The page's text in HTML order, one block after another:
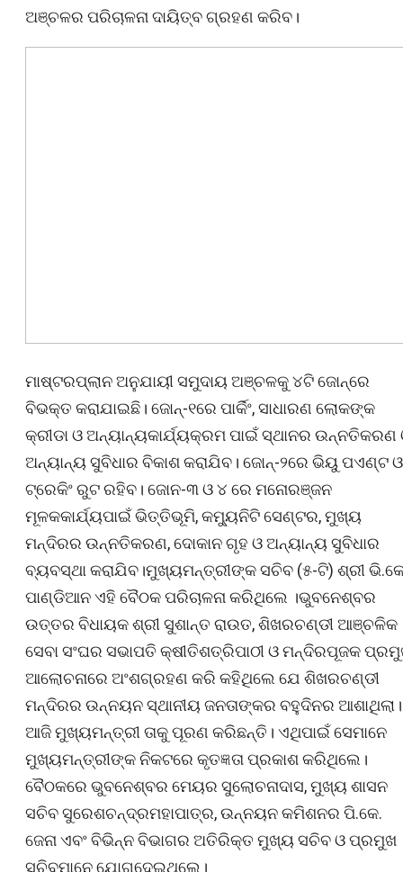
ଅଞ୍ଚଳର ପରିଚାଳନା ଦାୟିତ୍ବ ଗ୍ରହଣ କରିବ।
ମାଷ୍ଟରପ୍ଲାନ ଅନୁଯାୟୀ ସମୁଦାୟ ଅଞ୍ଚଳକୁ ୪ଟି ଜୋନ୍ରେ
ବିଭକ୍ତ କରାଯାଇଛି। ଜୋନ୍-୧ରେ ପାର୍କିଂ, ସାଧାରଣ ଲୋକଙ୍କ
କ୍ରୀଡା ଓ ଅନ୍ୟାନ୍ୟକାର୍ଯ୍ୟକ୍ରମ ପାଇଁ ସ୍ଥାନର ଉନ୍ନତିକରଣ
ଅନ୍ୟାନ୍ୟ ସୁବିଧାର ବିକାଶ କରାଯିବ। ଜୋନ୍-୨ରେ ଭିୟୁ ପଏଣ୍ଟ ଓ
ଟ୍ରେକିଂ ରୁଟ ରହିବ। ଜୋନ-୩ ଓ ୪ ରେ ମନୋରଞ୍ଜନ
ମୂଳକକାର୍ଯ୍ୟପାଇଁ ଭିତ୍ତିଭୂମି, କମ୍ୟୁନିଟି ସେଣ୍ଟର, ମୁଖ୍ୟ
ମନ୍ଦିରର ଉନ୍ନତିକରଣ, ଦୋକାନ ଗୃହ ଓ ଅନ୍ୟାନ୍ୟ ସୁବିଧାର
ବ୍ୟବସ୍ଥା କରାଯିବ।ମୁଖ୍ୟମନ୍ତ୍ରୀଙ୍କ ସଚିବ (୫-ଟି) ଶ୍ରୀ
ପାଣ୍ଡିଆନ ଏହି ବୈଠକ ପରିଚାଳନା କରିଥିଲେ ।ଭୁବନେଶ୍ବର
ଉତ୍ତର ବିଧାୟକ ଶ୍ରୀ ସୁଶାନ୍ତ ରାଉତ, ଶିଖରଚଣ୍ଡୀ ଆଞ୍ଚଳିକ
ସେବା ସଂଘର ସଭାପତି କ୍ଷୀତିଶତ୍ରିପାଠୀ ଓ ମନ୍ଦିରପୂଜକ
ଆଲୋଚନାରେ ଅଂଶଗ୍ରହଣ କରି କହିଥିଲେ ଯେ ଶିଖରଚଣ୍ଡୀ
ମନ୍ଦିରର ଉନ୍ନୟନ ସ୍ଥାନୀୟ ଜନତାଙ୍କର ବହୁଦିନର ଆଶାଥିଲା।
ଆଜି ମୁଖ୍ୟମନ୍ତ୍ରୀ ତାକୁ ପୂରଣ କରିଛନ୍ତି। ଏଥିପାଇଁ ସେମାନେ
ମୁଖ୍ୟମନ୍ତ୍ରୀଙ୍କ ନିକଟରେ କୃତଜ୍ଞତା ପ୍ରକାଶ କରିଥିଲେ।
ବୈଠକରେ ଭୁବନେଶ୍ବର ମେୟର ସୁଲୋଚନାଦାସ, ମୁଖ୍ୟ ଶାସନ
ସଚିବ ସୁରେଶଚନ୍ଦ୍ରମହାପାତ୍ର, ଉନ୍ନୟନ କମିଶନର ପି.କେ.
ଜେନା ଏବଂ ବିଭିନ୍ନ ବିଭାଗର ଅତିରିକ୍ତ ମୁଖ୍ୟ ସଚିବ ଓ ପ୍ରମୁଖ
ସଚିବମାନେ ଯୋଗଦେଇଥିଲେ।